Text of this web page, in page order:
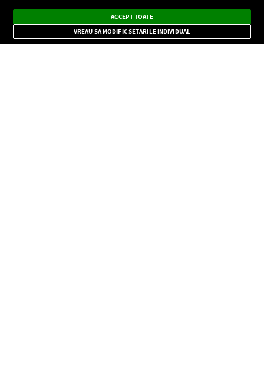
CONFIDENŢIALITATE
Dark
Mode
Radio live, podcasturi, știri și alerte
importante.
×
ACCEPT TOATE
VREAU SA MODIFIC SETARILE INDIVIDUAL